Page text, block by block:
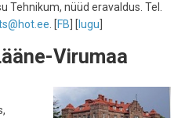
Tehnikum, nüüd eravaldus. Tel.
. [FB ] [ lugu
Virumaa